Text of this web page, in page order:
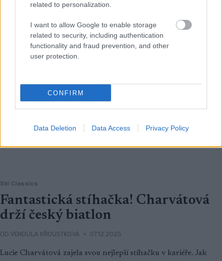
related to personalization.
I want to allow Google to enable storage
related to security, including authentication
functionality and fraud prevention, and other
user protection.
CONFIRM
Data Deletion Data Access Privacy Policy
Ski Classics
Fantastická stíhačka! Charvátová
drží český biatlon
OD VENDULA KŘOUSTKOVÁ 07.12.2025
Lucie Charvátová zajela svou nejlepší stíhačku v kariéře. Jak